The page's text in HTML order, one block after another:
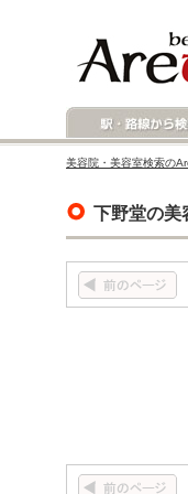
美容院・美容室検索の
下野堂の美